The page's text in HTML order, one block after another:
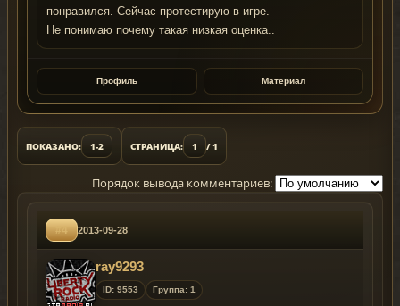
понравился. Сейчас протестирую в игре.
Не понимаю почему такая низкая оценка..
Профиль Материал
ПОКАЗАНО: 1-2 СТРАНИЦА: 1 / 1
Порядок вывода комментариев:
#4 2013-09-28
ray9293
ID: 9553 Группа: 1